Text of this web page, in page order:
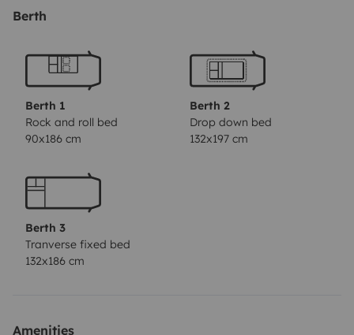
besoin de place avec des sièges enfants). La
pouvoir manger, jouer ou discuter dans un espace
agréable. La cuisine: Composée d'une plaque de
cuisson à gaz de deux feux, vous trouverez également
une hotte aspirante. L'évier, lui grâce à une plaque en
verre relevable, vous permettra de le transformer en
relevable. Elle est également équipée d'une petit
frigidaire avec une partie freezer. La salle de bain: Elle
se compose d'un lavabo et toilette chimique coulissant
afin d'obtenir un espace douche satisfaisant. Le lit
Berth
Berth 1
Rock and roll bed
90x186 cm
Berth 2
Drop down bed
132x197 cm
Berth 3
Tranverse fixed bed
132x186 cm
Amenities